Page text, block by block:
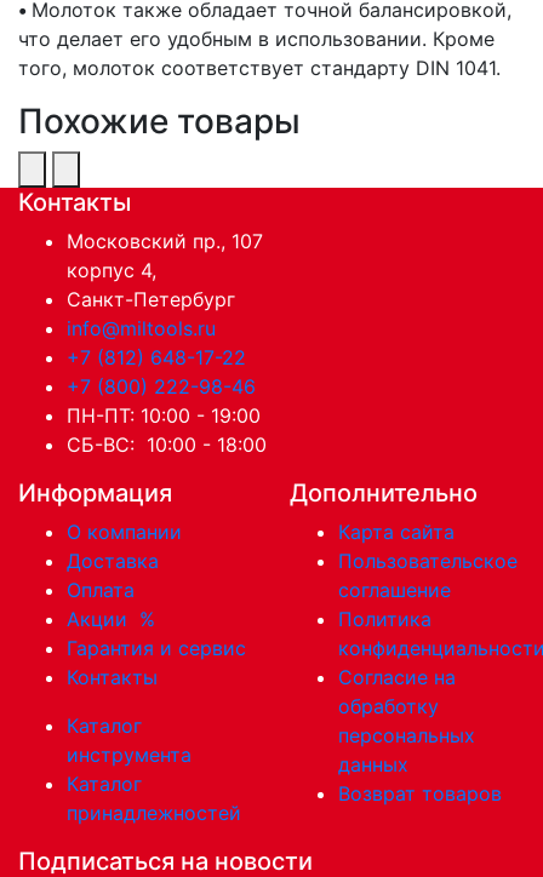
• Молоток также обладает точной балансировкой,
что делает его удобным в использовании. Кроме
того, молоток соответствует стандарту DIN 1041.
Похожие товары
Контакты
Московский пр., 107
корпус 4,
Санкт-Петербург
info@miltools.ru
+7 (812) 648-17-22
+7 (800) 222-98-46
ПН-ПТ: 10:00 - 19:00
СБ-ВС: 10:00 - 18:00
Информация
О компании
Доставка
Оплата
Акции %
Гарантия и сервис
Контакты
Каталог
инструмента
Каталог
принадлежностей
Дополнительно
Карта сайта
Пользовательское
соглашение
Политика
Согласие на
обработку
персональных
данных
Возврат товаров
Подписаться на новости